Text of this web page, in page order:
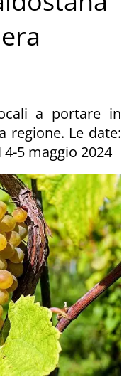
a portare in
regione. Le date:
5 maggio 2024